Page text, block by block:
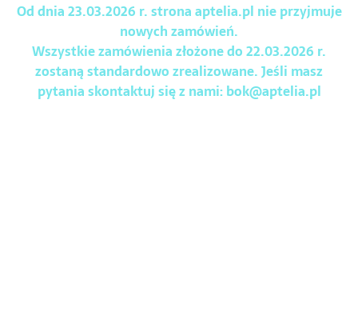
Od dnia 23.03.2026 r. strona aptelia.pl nie przyjmuje
nowych zamówień.
Wszystkie zamówienia złożone do 22.03.2026 r.
zostaną standardowo zrealizowane. Jeśli masz
pytania skontaktuj się z nami:bok@aptelia.pl